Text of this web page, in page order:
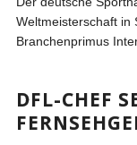
Weltmeisterschaft in
Branchenprimus
DFL-CHEF